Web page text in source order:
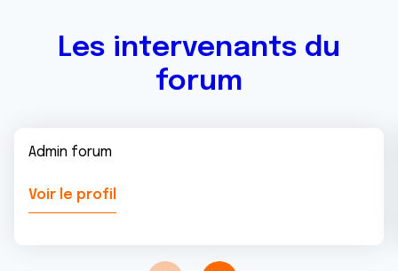
Les intervenants du
forum
Admin forum
Voir le profil